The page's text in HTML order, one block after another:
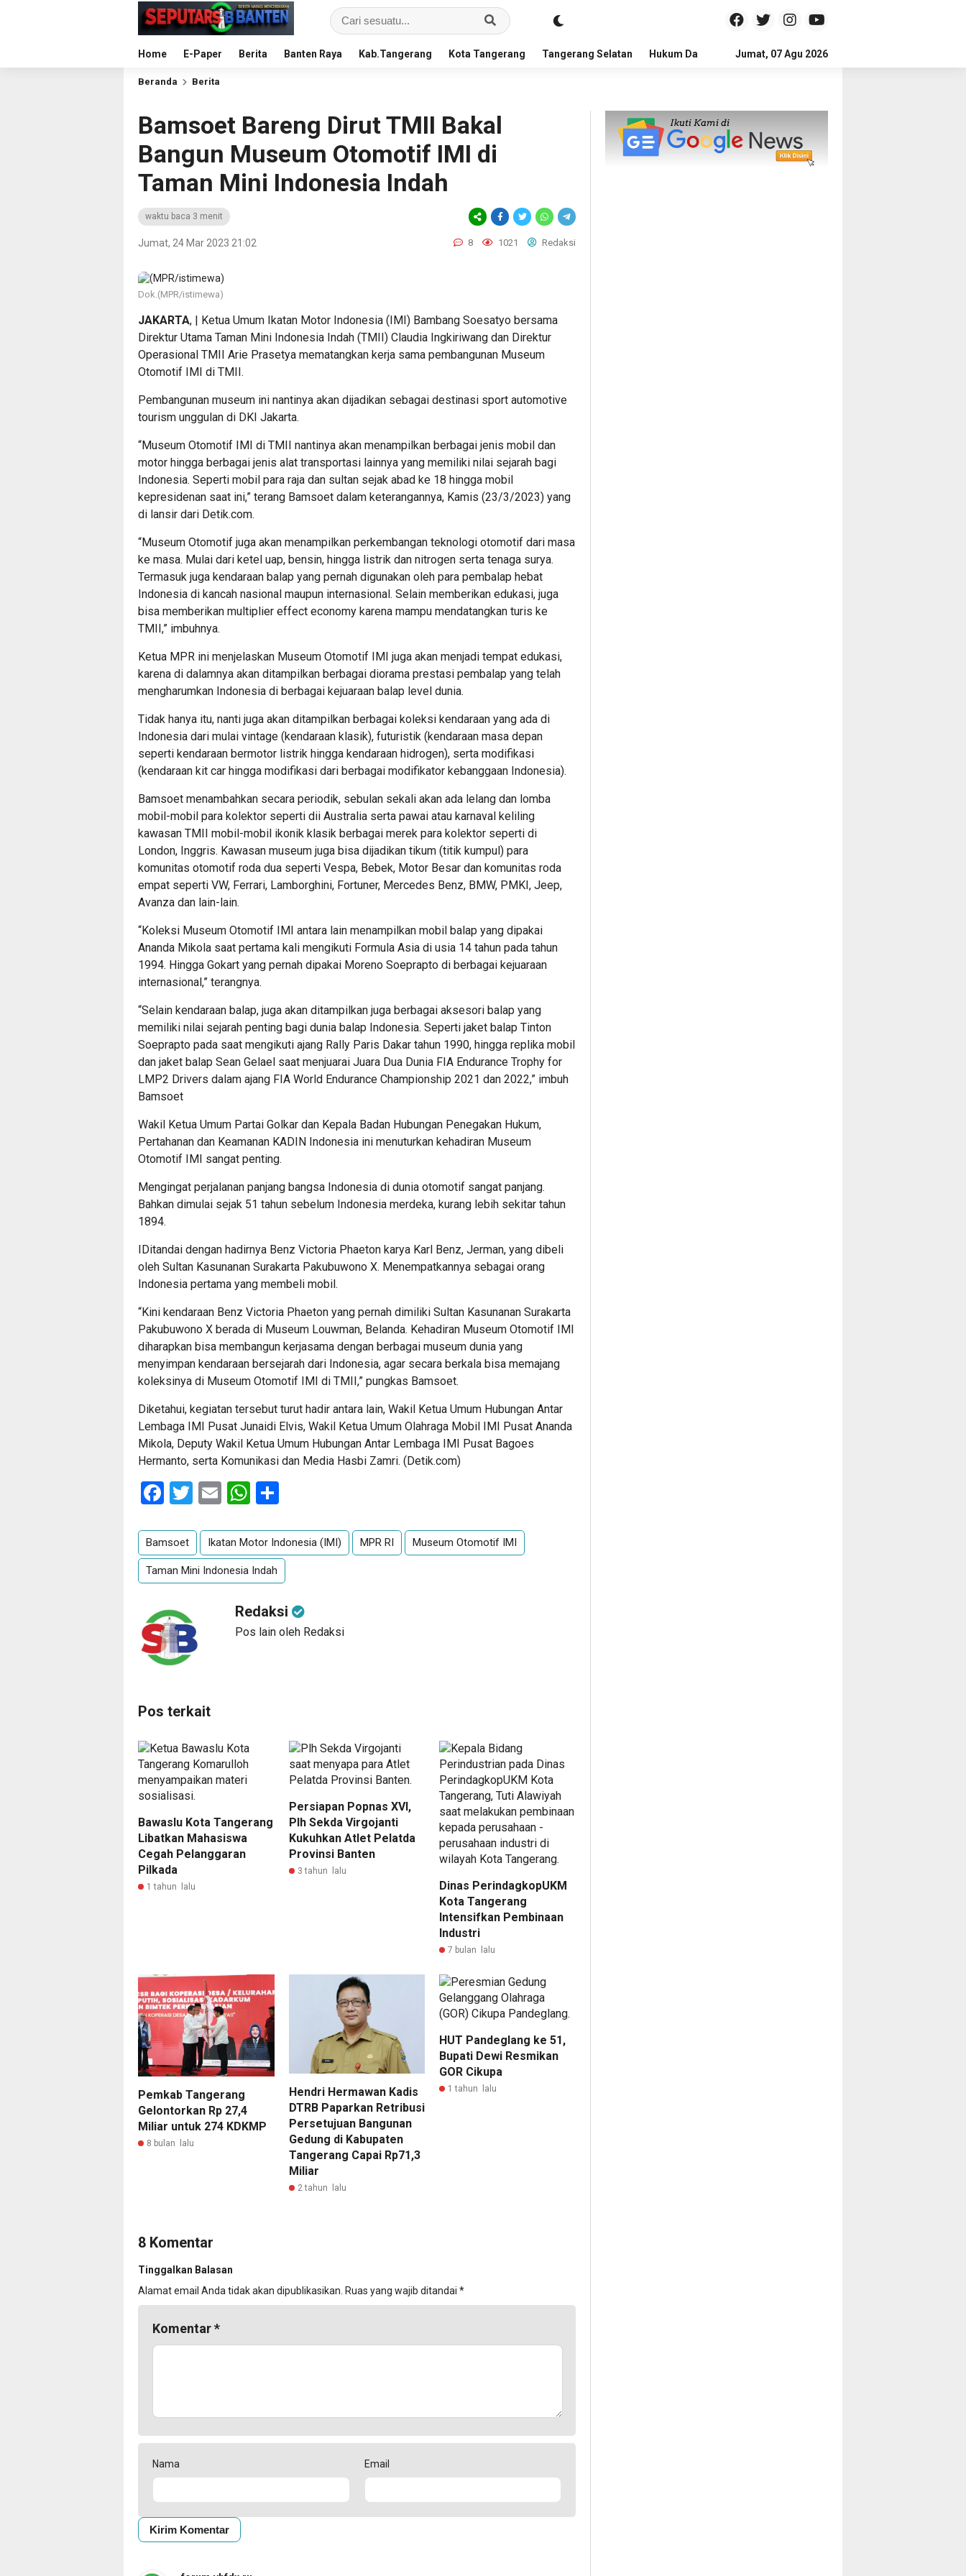
Home E-Paper Berita Banten Raya Kab.Tangerang Kota Tangerang Tangerang Selatan Hukum Dan Kriminal Politik Pendidikan
Jumat, 07 Agu 2026
Beranda Berita
Bamsoet Bareng Dirut TMII Bakal
Bangun Museum Otomotif IMI di
Taman Mini Indonesia Indah
waktu baca 3 menit
Jumat, 24 Mar 2023 21:02 8 1021 Redaksi
Dok.(MPR/istimewa)
JAKARTA, | Ketua Umum Ikatan Motor Indonesia (IMI) Bambang Soesatyo bersama
Direktur Utama Taman Mini Indonesia Indah (TMII) Claudia Ingkiriwang dan Direktur
Operasional TMII Arie Prasetya mematangkan kerja sama pembangunan Museum
Otomotif IMI di TMII.
Pembangunan museum ini nantinya akan dijadikan sebagai destinasi sport automotive
tourism unggulan di DKI Jakarta.
“Museum Otomotif IMI di TMII nantinya akan menampilkan berbagai jenis mobil dan
motor hingga berbagai jenis alat transportasi lainnya yang memiliki nilai sejarah bagi
Indonesia. Seperti mobil para raja dan sultan sejak abad ke 18 hingga mobil
kepresidenan saat ini,” terang Bamsoet dalam keterangannya, Kamis (23/3/2023) yang
di lansir dari Detik.com.
“Museum Otomotif juga akan menampilkan perkembangan teknologi otomotif dari masa
ke masa. Mulai dari ketel uap, bensin, hingga listrik dan nitrogen serta tenaga surya.
Termasuk juga kendaraan balap yang pernah digunakan oleh para pembalap hebat
Indonesia di kancah nasional maupun internasional. Selain memberikan edukasi, juga
bisa memberikan multiplier effect economy karena mampu mendatangkan turis ke
TMII,” imbuhnya.
Ketua MPR ini menjelaskan Museum Otomotif IMI juga akan menjadi tempat edukasi,
karena di dalamnya akan ditampilkan berbagai diorama prestasi pembalap yang telah
mengharumkan Indonesia di berbagai kejuaraan balap level dunia.
Tidak hanya itu, nanti juga akan ditampilkan berbagai koleksi kendaraan yang ada di
Indonesia dari mulai vintage (kendaraan klasik), futuristik (kendaraan masa depan
seperti kendaraan bermotor listrik hingga kendaraan hidrogen), serta modifikasi
(kendaraan kit car hingga modifikasi dari berbagai modifikator kebanggaan Indonesia).
Bamsoet menambahkan secara periodik, sebulan sekali akan ada lelang dan lomba
mobil-mobil para kolektor seperti dii Australia serta pawai atau karnaval keliling
kawasan TMII mobil-mobil ikonik klasik berbagai merek para kolektor seperti di
London, Inggris. Kawasan museum juga bisa dijadikan tikum (titik kumpul) para
komunitas otomotif roda dua seperti Vespa, Bebek, Motor Besar dan komunitas roda
empat seperti VW, Ferrari, Lamborghini, Fortuner, Mercedes Benz, BMW, PMKI, Jeep,
Avanza dan lain-lain.
“Koleksi Museum Otomotif IMI antara lain menampilkan mobil balap yang dipakai
Ananda Mikola saat pertama kali mengikuti Formula Asia di usia 14 tahun pada tahun
1994. Hingga Gokart yang pernah dipakai Moreno Soeprapto di berbagai kejuaraan
internasional,” terangnya.
“Selain kendaraan balap, juga akan ditampilkan juga berbagai aksesori balap yang
memiliki nilai sejarah penting bagi dunia balap Indonesia. Seperti jaket balap Tinton
Soeprapto pada saat mengikuti ajang Rally Paris Dakar tahun 1990, hingga replika mobil
dan jaket balap Sean Gelael saat menjuarai Juara Dua Dunia FIA Endurance Trophy for
LMP2 Drivers dalam ajang FIA World Endurance Championship 2021 dan 2022,” imbuh
Bamsoet
Wakil Ketua Umum Partai Golkar dan Kepala Badan Hubungan Penegakan Hukum,
Pertahanan dan Keamanan KADIN Indonesia ini menuturkan kehadiran Museum
Otomotif IMI sangat penting.
Mengingat perjalanan panjang bangsa Indonesia di dunia otomotif sangat panjang.
Bahkan dimulai sejak 51 tahun sebelum Indonesia merdeka, kurang lebih sekitar tahun
1894.
IDitandai dengan hadirnya Benz Victoria Phaeton karya Karl Benz, Jerman, yang dibeli
oleh Sultan Kasunanan Surakarta Pakubuwono X. Menempatkannya sebagai orang
Indonesia pertama yang membeli mobil.
“Kini kendaraan Benz Victoria Phaeton yang pernah dimiliki Sultan Kasunanan Surakarta
Pakubuwono X berada di Museum Louwman, Belanda. Kehadiran Museum Otomotif IMI
diharapkan bisa membangun kerjasama dengan berbagai museum dunia yang
menyimpan kendaraan bersejarah dari Indonesia, agar secara berkala bisa memajang
koleksinya di Museum Otomotif IMI di TMII,” pungkas Bamsoet.
Diketahui, kegiatan tersebut turut hadir antara lain, Wakil Ketua Umum Hubungan Antar
Lembaga IMI Pusat Junaidi Elvis, Wakil Ketua Umum Olahraga Mobil IMI Pusat Ananda
Mikola, Deputy Wakil Ketua Umum Hubungan Antar Lembaga IMI Pusat Bagoes
Hermanto, serta Komunikasi dan Media Hasbi Zamri. (Detik.com)
Facebook
Twitter
EmailWhatsApp
Bamsoet Ikatan Motor Indonesia (IMI) MPR RI Museum Otomotif IMI
Taman Mini Indonesia Indah
Redaksi
Pos lain oleh Redaksi
Pos terkait
Bawaslu Kota Tangerang
Libatkan Mahasiswa
Cegah Pelanggaran
Pilkada
1 tahun lalu
Persiapan Popnas XVI,
Plh Sekda Virgojanti
Kukuhkan Atlet Pelatda
Provinsi Banten
3 tahun lalu
Dinas PerindagkopUKM
Kota Tangerang
Intensifkan Pembinaan
Industri
7 bulan lalu
Pemkab Tangerang
Gelontorkan Rp 27,4
Miliar untuk 274 KDKMP
8 bulan lalu
Hendri Hermawan Kadis
DTRB Paparkan Retribusi
Persetujuan Bangunan
Gedung di Kabupaten
Tangerang Capai Rp71,3
Miliar
2 tahun lalu
HUT Pandeglang ke 51,
Bupati Dewi Resmikan
GOR Cikupa
1 tahun lalu
8 Komentar
Tinggalkan Balasan
Alamat email Anda tidak akan dipublikasikan. Ruas yang wajib ditandai *
Komentar*
Nama Email